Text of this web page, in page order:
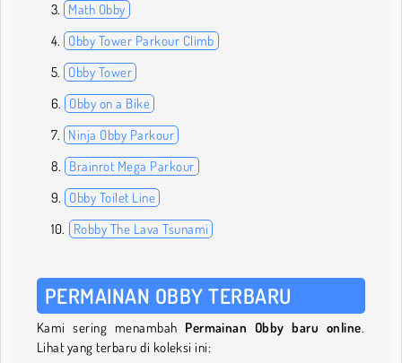
Math Obby
Obby Tower Parkour Climb
Obby Tower
Obby on a Bike
Ninja Obby Parkour
Brainrot Mega Parkour
Obby Toilet Line
Robby The Lava Tsunami
PERMAINAN OBBY TERBARU
Kami sering menambah Permainan Obby baru online.
Lihat yang terbaru di koleksi ini: